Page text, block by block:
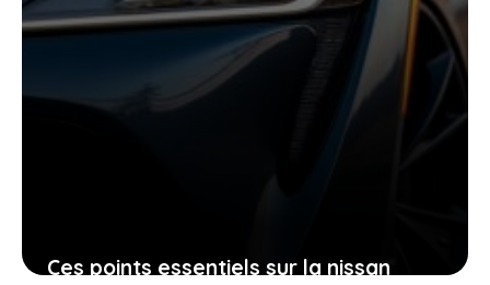
Ces points essentiels sur la nissan